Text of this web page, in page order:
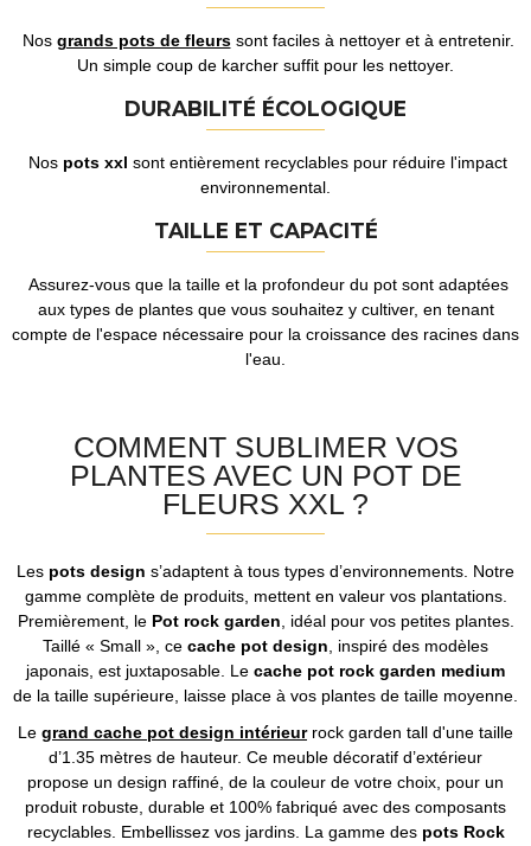
Nos grands pots de fleurssont faciles à nettoyer et à entretenir.
Un simple coup de karcher suffit pour les nettoyer.
DURABILITÉ ÉCOLOGIQUE
Nos pots xxl sont entièrement recyclables pour réduire l'impact
environnemental.
TAILLE ET CAPACITÉ
Assurez-vous que la taille et la profondeur du pot sont adaptées
aux types de plantes que vous souhaitez y cultiver, en tenant
compte de l'espace nécessaire pour la croissance des racines dans
l'eau.
COMMENT SUBLIMER VOS
PLANTES AVEC UN POT DE
FLEURS XXL ?
Les pots design s’adaptent à tous types d’environnements. Notre
gamme complète de produits, mettent en valeur vos plantations.
Premièrement, le Pot rock garden , idéal pour vos petites plantes.
Taillé « Small », ce cache pot design , inspiré des modèles
japonais, est juxtaposable. Le cache pot rock garden medium
de la taille supérieure, laisse place à vos plantes de taille moyenne.
Le grand cache pot design intérieurrock garden tall d'une taille
d’1.35 mètres de hauteur. Ce meuble décoratif d’extérieur
propose un design raffiné, de la couleur de votre choix, pour un
produit robuste, durable et 100% fabriqué avec des composants
recyclables. Embellissez vos jardins. La gamme des pots Rock